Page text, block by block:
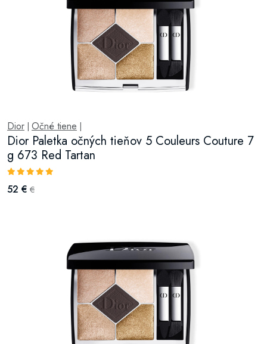
Dior Očné tiene
Dior Paletka očných tieňov 5 Couleurs Couture 7
g 673 Red Tartan
52 € €